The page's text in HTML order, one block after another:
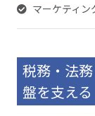
マーケティン
税務・法
盤を支える